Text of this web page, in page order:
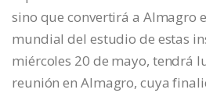
sino que convertirá a Almagro
mundial del estudio de estas
miércoles 20 de mayo, tendrá
reunión en Almagro, cuya